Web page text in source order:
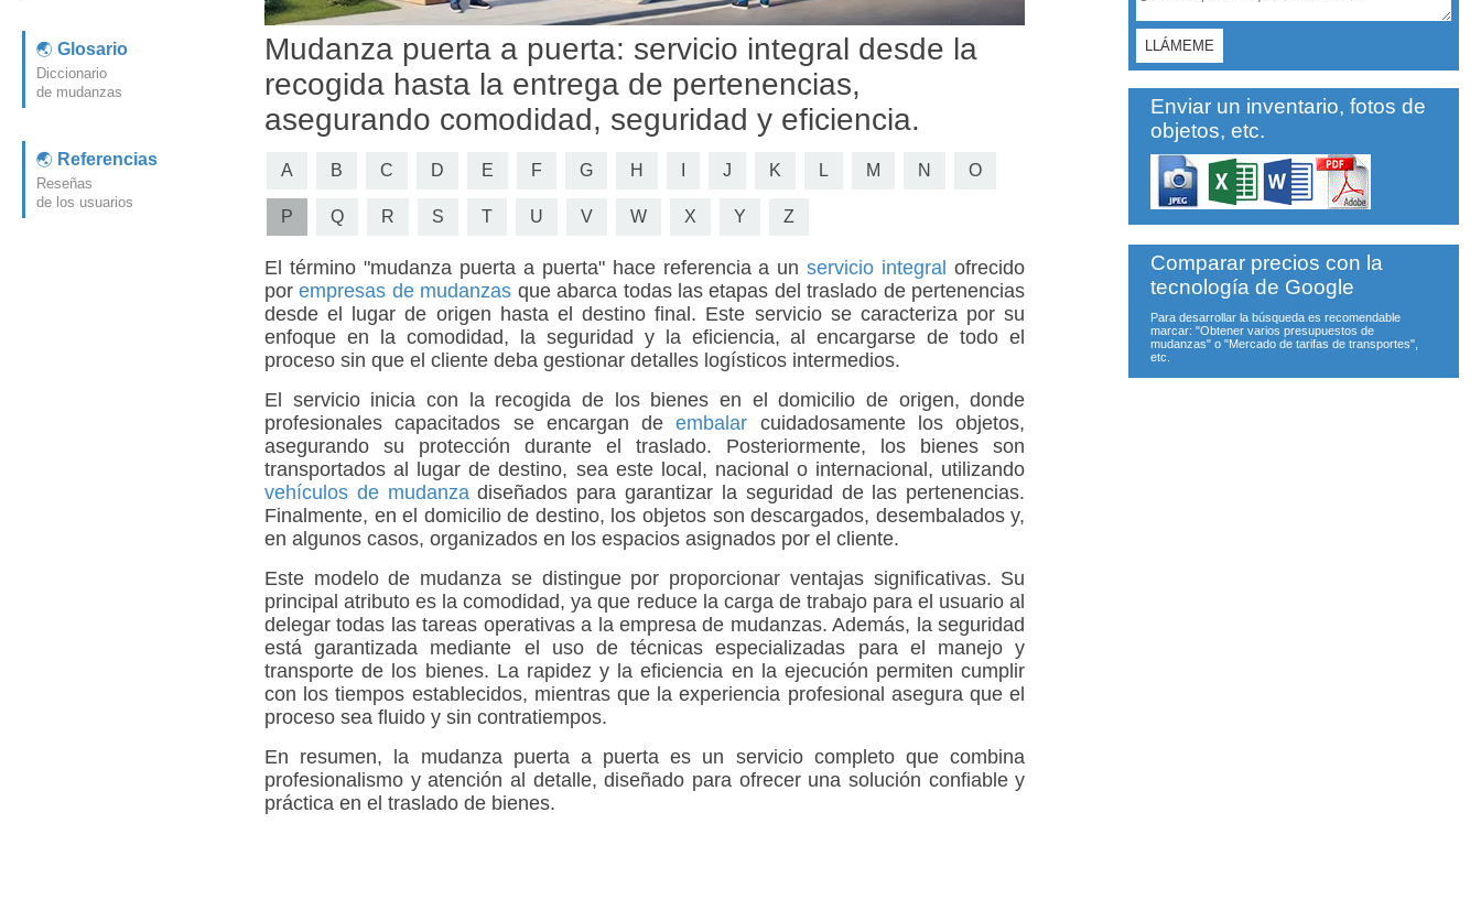
Glosario
Diccionario
de mudanzas
Referencias
Reseñas
de los usuarios
Mudanza puerta a puerta: servicio integral desde la
recogida hasta la entrega de pertenencias,
asegurando comodidad, seguridad y eficiencia.
A B C D E F G H J K L M N O
P Q R S T U V W X Y Z
El término "mudanza puerta a puerta" hace referencia a unservicio integral ofrecido
porempresas de mudanzas que abarca todas las etapas del traslado de pertenencias
desde el lugar de origen hasta el destino final. Este servicio se caracteriza por su
enfoque en la comodidad, la seguridad y la eficiencia, al encargarse de todo el
proceso sin que el cliente deba gestionar detalles logísticos intermedios.
El servicio inicia con la recogida de los bienes en el domicilio de origen, donde
profesionales capacitados se encargan deembalar cuidadosamente los objetos,
asegurando su protección durante el traslado. Posteriormente, los bienes son
transportados al lugar de destino, sea este local, nacional o internacional, utilizando
vehículos de mudanza diseñados para garantizar la seguridad de las pertenencias.
Finalmente, en el domicilio de destino, los objetos son descargados, desembalados y,
en algunos casos, organizados en los espacios asignados por el cliente.
Este modelo de mudanza se distingue por proporcionar ventajas significativas. Su
principal atributo es la comodidad, ya que reduce la carga de trabajo para el usuario al
delegar todas las tareas operativas a la empresa de mudanzas. Además, la seguridad
está garantizada mediante el uso de técnicas especializadas para el manejo y
transporte de los bienes. La rapidez y la eficiencia en la ejecución permiten cumplir
con los tiempos establecidos, mientras que la experiencia profesional asegura que el
proceso sea fluido y sin contratiempos.
En resumen, la mudanza puerta a puerta es un servicio completo que combina
profesionalismo y atención al detalle, diseñado para ofrecer una solución confiable y
práctica en el traslado de bienes.
Enviar un inventario, fotos de
objetos, etc.
Comparar precios con la
tecnología de Google
Para desarrollar la búsqueda es recomendable
marcar: "Obtener varios presupuestos de
mudanzas" o "Mercado de tarifas de transportes",
etc.